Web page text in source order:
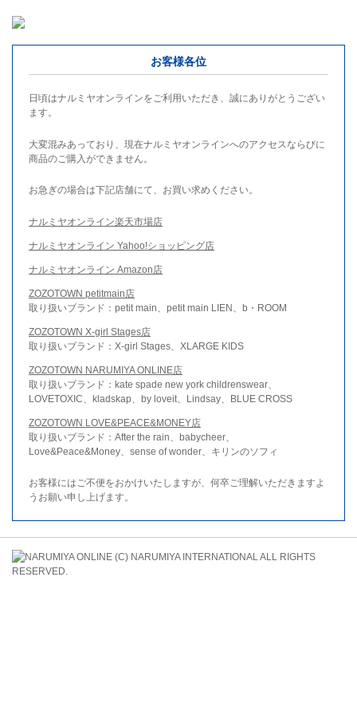
お客様各位
日頃はナルミヤオンラインをご利用いただき、誠にありがとうござい
ます。
大変混みあっており、現在ナルミヤオンラインへのアクセスならびに
商品のご購入ができません。
お急ぎの場合は下記店舗にて、お買い求めください。
ナルミヤオンライン楽天市場店
ナルミヤオンライン Yahoo!ショッピング店
ナルミヤオンライン Amazon店
ZOZOTOWN petitmain店
取り扱いブランド：petit main、petit main LIEN、b・ROOM
ZOZOTOWN X-girl Stages店
取り扱いブランド：X-girl Stages、XLARGE KIDS
ZOZOTOWN NARUMIYA ONLINE店
取り扱いブランド：kate spade new york childrenswear、
LOVETOXIC、kladskap、by loveit、Lindsay、BLUE CROSS
ZOZOTOWN LOVE&PEACE&MONEY店
取り扱いブランド：After the rain、babycheer、
Love&Peace&Money、sense of wonder、キリンのソフィ
お客様にはご不便をおかけいたしますが、何卒ご理解いただきますよ
うお願い申し上げます。